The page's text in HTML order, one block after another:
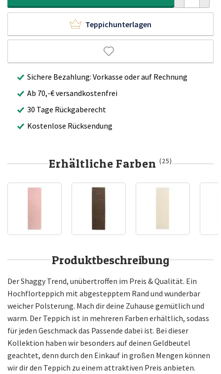
Teppichunterlagen
Sichere Bezahlung: Vorkasse oder auf Rechnung
Ab 70,-€ versandkostenfrei
30 Tage Rückgaberecht
Kostenlose Rücksendung
Erhältliche Farben(25)
Produktbeschreibung
Der Shaggy Trend, unübertroffen im Preis & Qualität. Ein
Hochflorteppich mit abgestepptem Rand und wunderbar
weicher Polsterung. Mach dir deine Zuhause gemütlich und
warm. Der Teppich ist in mehreren Farben erhältlich, sodass
für jeden Geschmack das Passende dabei ist. Bei dieser
Kollektion haben wir besonders auf deinen Geldbeutel
geachtet, denn durch den Einkauf in großen Mengen können
wir dir den Teppich zu einem attraktiven Preis anbieten.